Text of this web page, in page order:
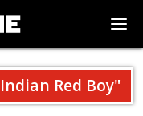
Indian Red Boy"